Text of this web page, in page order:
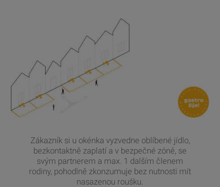
Zákazník si u okénka vyzvedne oblíbené jídlo,
bezkontaktně zaplatí a v bezpečné zóně, se
svým partnerem a max. 1 dalším členem
rodiny, pohodlně zkonzumuje bez nutnosti mít
nasazenou roušku.